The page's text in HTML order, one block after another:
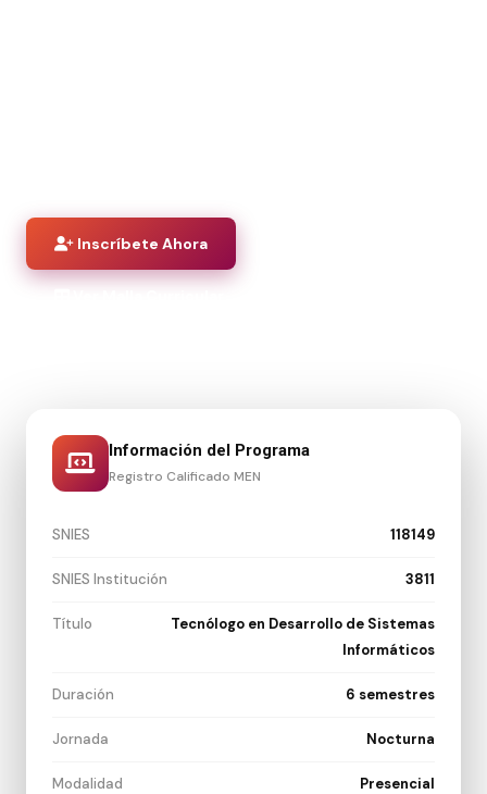
Inscríbete Ahora
Información del Programa
Registro Calificado MEN
SNIES 118149
SNIES Institución 3811
Título
Tecnólogo en Desarrollo de Sistemas
Informáticos
Duración 6 semestres
Jornada Nocturna
Modalidad Presencial